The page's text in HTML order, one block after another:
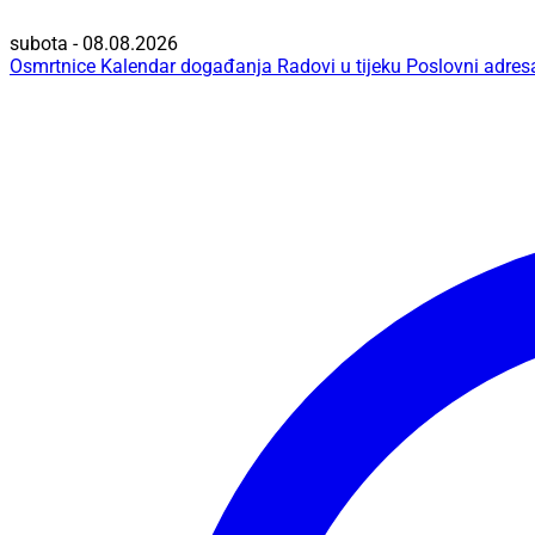
subota - 08.08.2026
Osmrtnice Kalendar događanja Radovi u tijeku Poslovni